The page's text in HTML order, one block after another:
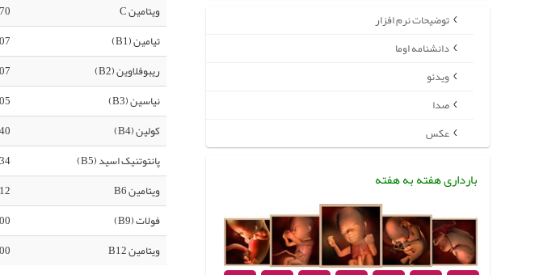
ویتامین C
تیامین (B1)
0.07
ریبوفلاوین (B2)
0.07
نیاسین (B3)
1.05
کولین (B4)
پانتوتنیک اسید (B5)
0.34
ویتامین B6
0.12
فولات (B9)
ویتامین B12
0.00
توضیحات نرم افزار
دانشنامه اوما
ویدئو
صدا
عکس
بارداری هفته به هفته